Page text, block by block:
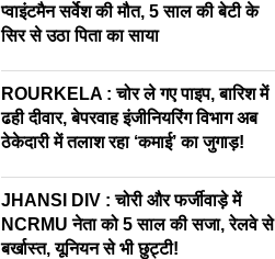
प्वाइंटमैन सर्वेश की मौत, 5 साल की बेटी के
सिर से उठा पिता का साया
ROURKELA : चोर ले गए पाइप, बारिश में
ढही दीवार, बेपरवाह इंजीनियरिंग विभाग अब
ठेकेदारी में तलाश रहा ‘कमाई’ का जुगाड़!
JHANSI DIV : चोरी और फर्जीवाड़े में
NCRMU नेता को 5 साल की सजा, रेलवे से
बर्खास्त, यूनियन से भी छुट्टी!